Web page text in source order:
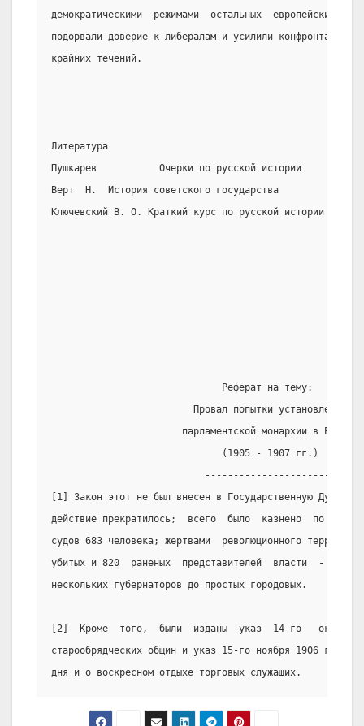
демократическими  режимами  остальных  европейских
подорвали доверие к либералам и усилили конфронтацию
крайних течений.
Литература
Пушкарев           Очерки по русской истории
Верт  Н.  История советского государства
Ключевский В. О. Краткий курс по русской истории
                              Реферат на тему:
                         Провал попытки установления
                       парламентской монархии в России
                              (1905 - 1907 гг.)
                           -----------------------
[1] Закон этот не был внесен в Государственную Думу,
действие прекратилось;  всего  было  казнено  по
судов 683 человека; жертвами  революционного
убитых и 820  раненых  представителей  власти  -  от
нескольких губернаторов до простых городовых.
[2]  Кроме  того,  были  изданы  указ  14-го
старообрядческих общин и указ 15-го ноября 1906 г. Об
дня и о воскресном отдыхе торговых служащих.